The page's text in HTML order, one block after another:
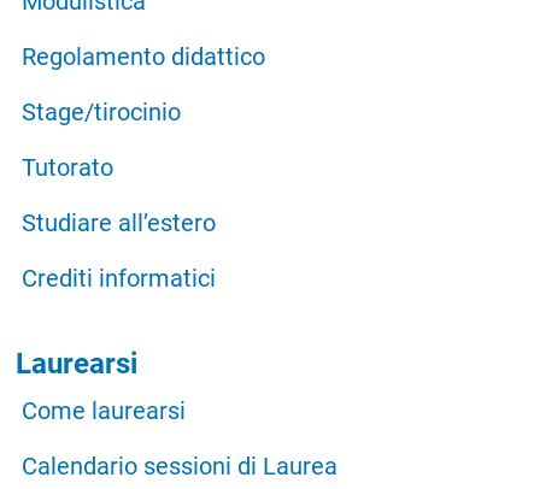
Regolamento didattico
Stage/tirocinio
Tutorato
Studiare all’estero
Crediti informatici
Laurearsi
Come laurearsi
Calendario sessioni di Laurea